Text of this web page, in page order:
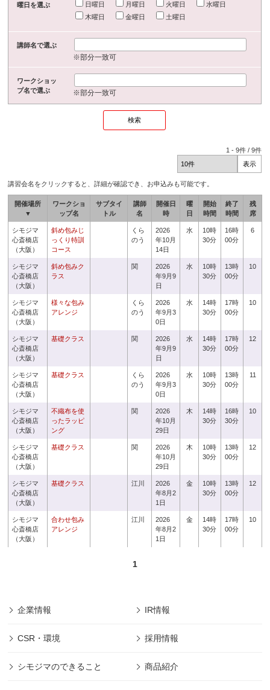
曜日を選ぶ 日曜日 月曜日 火曜日
水曜日
木曜日
金曜日 土曜日
講師名で選ぶ
※部分一致可
ワークショッ
プ名で選ぶ
※部分一致可
1 -9件 /9件
講習会名をクリックすると、詳細が確認でき、お申込みも可能です。
開催場所
▼
ワークショ
ップ名
サブタイ
トル
講師
名
開催日
時
曜
日
開始
時間
終了
時間
残
席
シモジマ
心斎橋店
（大阪）
斜め包みじ
っくり特訓
コース
くら
のう
2026
年10月
14日
水
10時
30分
16時
00分
6
シモジマ
心斎橋店
（大阪）
斜め包みク
ラス
関
2026
年9月9
日
水
10時
30分
13時
00分
10
シモジマ
心斎橋店
（大阪）
様々な包み
アレンジ
くら
のう
2026
年9月3
0日
水
14時
30分
17時
00分
10
シモジマ
心斎橋店
（大阪）
基礎クラス 関
2026
年9月9
日
水
14時
30分
17時
00分
12
シモジマ
心斎橋店
（大阪）
基礎クラス
くら
のう
2026
年9月3
0日
水
10時
30分
13時
00分
11
シモジマ
心斎橋店
（大阪）
不織布を使
ったラッピ
ング
関
2026
年10月
29日
木
14時
30分
16時
30分
10
シモジマ
心斎橋店
（大阪）
基礎クラス 関
2026
年10月
29日
木
10時
30分
13時
00分
12
シモジマ
心斎橋店
（大阪）
基礎クラス 江川
2026
年8月2
1日
金
10時
30分
13時
00分
12
シモジマ
心斎橋店
（大阪）
合わせ包み
アレンジ
江川
2026
年8月2
1日
金
14時
30分
17時
00分
10
1
企業情報 IR情報
CSR・環境 採用情報
シモジマのできること 商品紹介